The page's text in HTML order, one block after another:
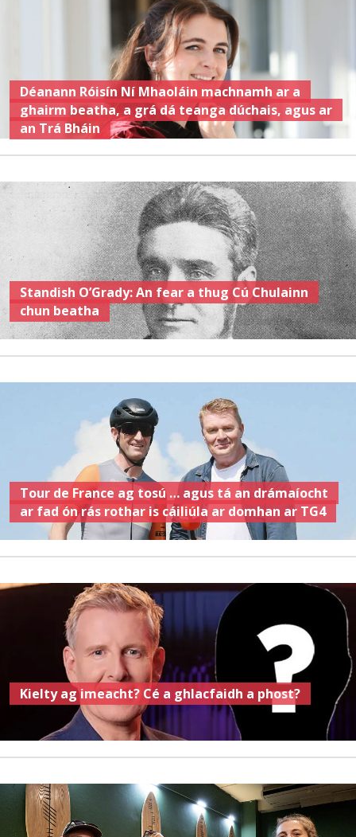
Déanann Róisín Ní Mhaoláin machnamh ar a
ghairm beatha, a grá dá teanga dúchais, agus ar
an Trá Bháin
Standish O’Grady: An fear a thug Cú Chulainn
chun beatha
Tour de France ag tosú … agus tá an drámaíocht
ar fad ón rás rothar is cáiliúla ar domhan ar TG4
Kielty ag imeacht? Cé a ghlacfaidh a phost?